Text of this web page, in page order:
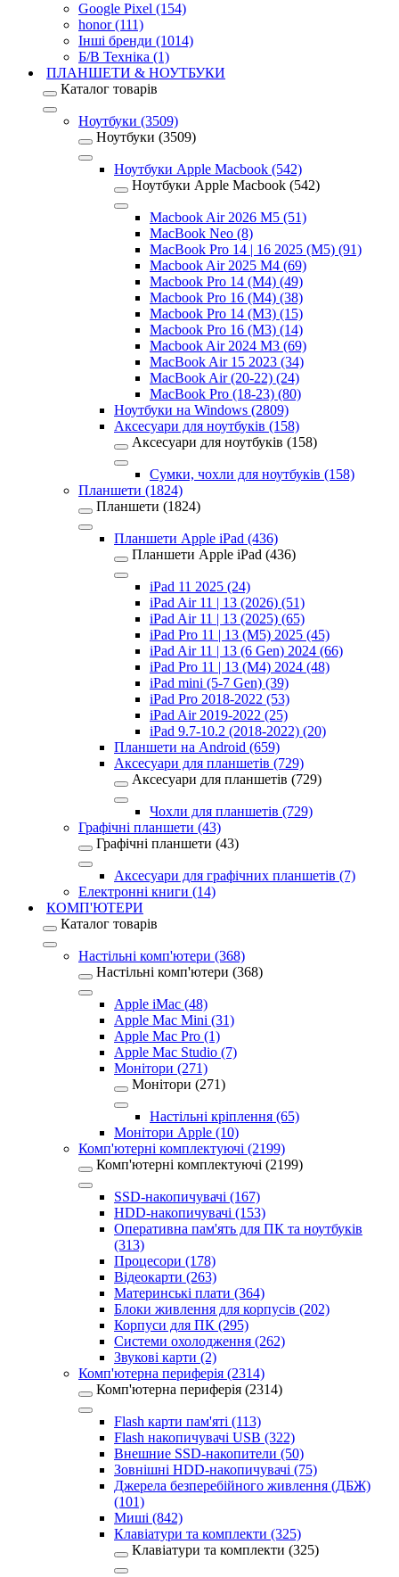
Google Pixel (154)
honor (111)
Інші бренди (1014)
Б/В Техніка (1)
ПЛАНШЕТИ & НОУТБУКИ
Каталог товарів
Ноутбуки (3509)
Ноутбуки (3509)
Ноутбуки Apple Macbook (542)
Ноутбуки Apple Macbook (542)
Macbook Air 2026 M5 (51)
MacBook Neo (8)
MacBook Pro 14 | 16 2025 (M5) (91)
Macbook Air 2025 M4 (69)
Macbook Pro 14 (M4) (49)
Macbook Pro 16 (M4) (38)
Macbook Pro 14 (M3) (15)
Macbook Pro 16 (M3) (14)
Macbook Air 2024 M3 (69)
MacBook Air 15 2023 (34)
MacBook Air (20-22) (24)
MacBook Pro (18-23) (80)
Ноутбуки на Windows (2809)
Аксесуари для ноутбуків (158)
Аксесуари для ноутбуків (158)
Сумки, чохли для ноутбуків (158)
Планшети (1824)
Планшети (1824)
Планшети Apple iPad (436)
Планшети Apple iPad (436)
iPad 11 2025 (24)
iPad Air 11 | 13 (2026) (51)
iPad Air 11 | 13 (2025) (65)
iPad Pro 11 | 13 (M5) 2025 (45)
iPad Air 11 | 13 (6 Gen) 2024 (66)
iPad Pro 11 | 13 (M4) 2024 (48)
iPad mini (5-7 Gen) (39)
iPad Pro 2018-2022 (53)
iPad Air 2019-2022 (25)
iPad 9.7-10.2 (2018-2022) (20)
Планшети на Android (659)
Аксесуари для планшетів (729)
Аксесуари для планшетів (729)
Чохли для планшетів (729)
Графічні планшети (43)
Графічні планшети (43)
Аксесуари для графічних планшетів (7)
Електронні книги (14)
КОМП'ЮТЕРИ
Каталог товарів
Настільні комп'ютери (368)
Настільні комп'ютери (368)
Apple iMac (48)
Apple Mac Mini (31)
Apple Mac Pro (1)
Apple Mac Studio (7)
Монітори (271)
Монітори (271)
Настільні кріплення (65)
Монітори Apple (10)
Комп'ютерні комплектуючі (2199)
Комп'ютерні комплектуючі (2199)
SSD-накопичувачі (167)
HDD-накопичувачі (153)
Оперативна пам'ять для ПК та ноутбуків
(313)
Процесори (178)
Відеокарти (263)
Материнські плати (364)
Блоки живлення для корпусів (202)
Корпуси для ПК (295)
Системи охолодження (262)
Звукові карти (2)
Комп'ютерна периферія (2314)
Комп'ютерна периферія (2314)
Flash карти пам'яті (113)
Flash накопичувачі USB (322)
Внешние SSD-накопители (50)
Зовнішні HDD-накопичувачі (75)
Джерела безперебійного живлення (ДБЖ)
(101)
Миші (842)
Клавіатури та комплекти (325)
Клавіатури та комплекти (325)